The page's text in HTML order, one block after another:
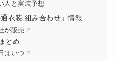
人と実装予想
衣装 組み合わせ」情報
が販売？
とめ
はいつ？